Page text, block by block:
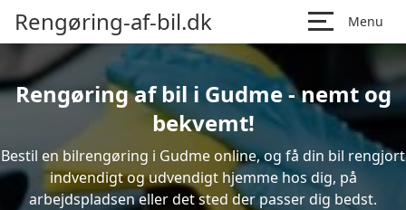
Rengøring-af-bil.dk Menu
Rengøring af bil i Gudme - nemt og
bekvemt!
Bestil en bilrengøring i Gudme online, og få din bil rengjort
indvendigt og udvendigt hjemme hos dig, på
arbejdspladsen eller det sted der passer dig bedst.